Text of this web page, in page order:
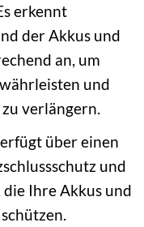
erkennt
der Akkus und
an, um
und
verlängern.
über einen
und
Ihre Akkus und